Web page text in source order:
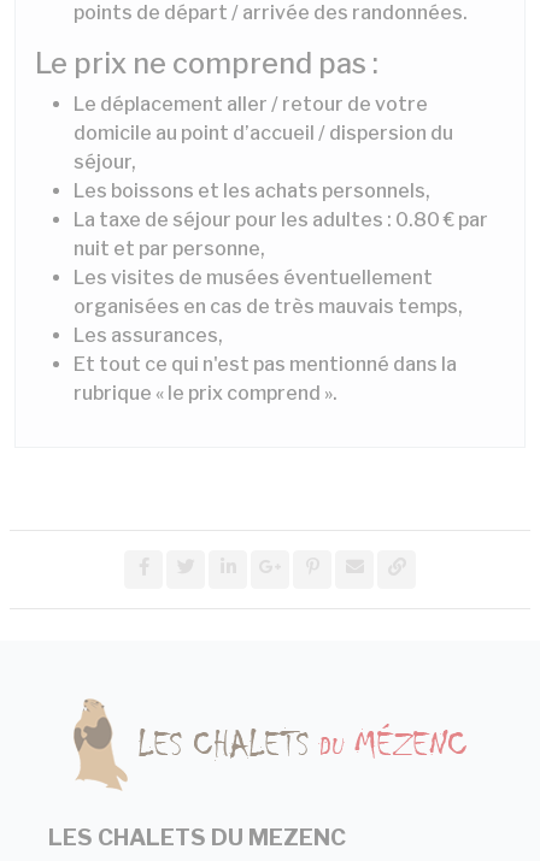
points de départ / arrivée des randonnées.
Le prix ne comprend pas :
Le déplacement aller / retour de votre
domicile au point d’accueil / dispersion du
séjour,
Les boissons et les achats personnels,
La taxe de séjour pour les adultes : 0.80 € par
nuit et par personne,
Les visites de musées éventuellement
organisées en cas de très mauvais temps,
Les assurances,
Et tout ce qui n'est pas mentionné dans la
rubrique « le prix comprend ».
LES CHALETS DU MEZENC